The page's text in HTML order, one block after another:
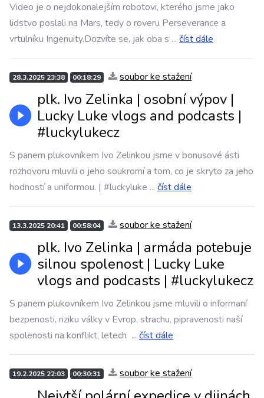
Video je o nejdokonalejším robotovi, kterého jsme jako
lidstvo poslali na Mars, tedy o roveru Perseverance a
vrtulníku Ingenuity.Dozvíte se, jak oba s ... číst dále
28.3.2025 23:38 00:18:29 soubor ke stažení
plk. Ivo Zelinka | osobní výpov |
Lucky Luke vlogs and podcasts |
#luckylukecz
S panem plukovníkem Ivo Zelinkou jsme v bonusové ásti
rozhovoru mluvili o jeho soukromí a tom, co je skryto za jeho
hodností a uniformou. | #luckyluke ... číst dále
13.3.2025 20:41 00:58:04 soubor ke stažení
plk. Ivo Zelinka | armáda potebuje
silnou spolenost | Lucky Luke
vlogs and podcasts | #luckylukecz
S panem plukovníkem Ivo Zelinkou jsme mluvili o informaní
bezpenosti, riziku války v Evrop, strachu, pipravenosti naší
spolenosti na konflikt, letech ... číst dále
19.2.2025 22:03 00:30:31 soubor ke stažení